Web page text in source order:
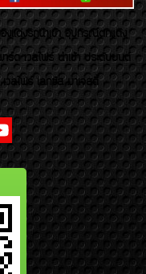
เเต่งรถนำเข้า อุปกรณ์ตกแต่ง
ร์ด เวลไฟร์ นำเข้า ประดับยนต์
วลไฟร์ เลกซัส มาเจสตี้